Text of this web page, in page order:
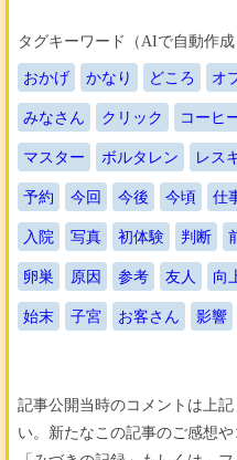
タグキーワード（AIで自動作成
おかげ かなり どころ オ
みなさん クリック コーヒ
マスター ボルタレン レス
予約 今回 今後 今頃 仕
入院 写真 初体験 判断
卵巣 原因 参考 友人 向
始末 子宮 お客さん 影響
記事公開当時のコメントは上
い。新たなこの記事のご感想